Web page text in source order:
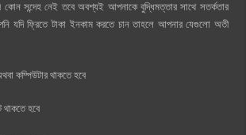
কোন সন্দেহ নেই তবে অবশ্যই আপনাকে বুদ্ধিমত্তার সাথে সতর্কতার
যদি ফ্রিতে টাকা ইনকাম করতে চান তাহলে আপনার যেগুলো অতী
কম্পিউটার থাকতে হবে
হবে